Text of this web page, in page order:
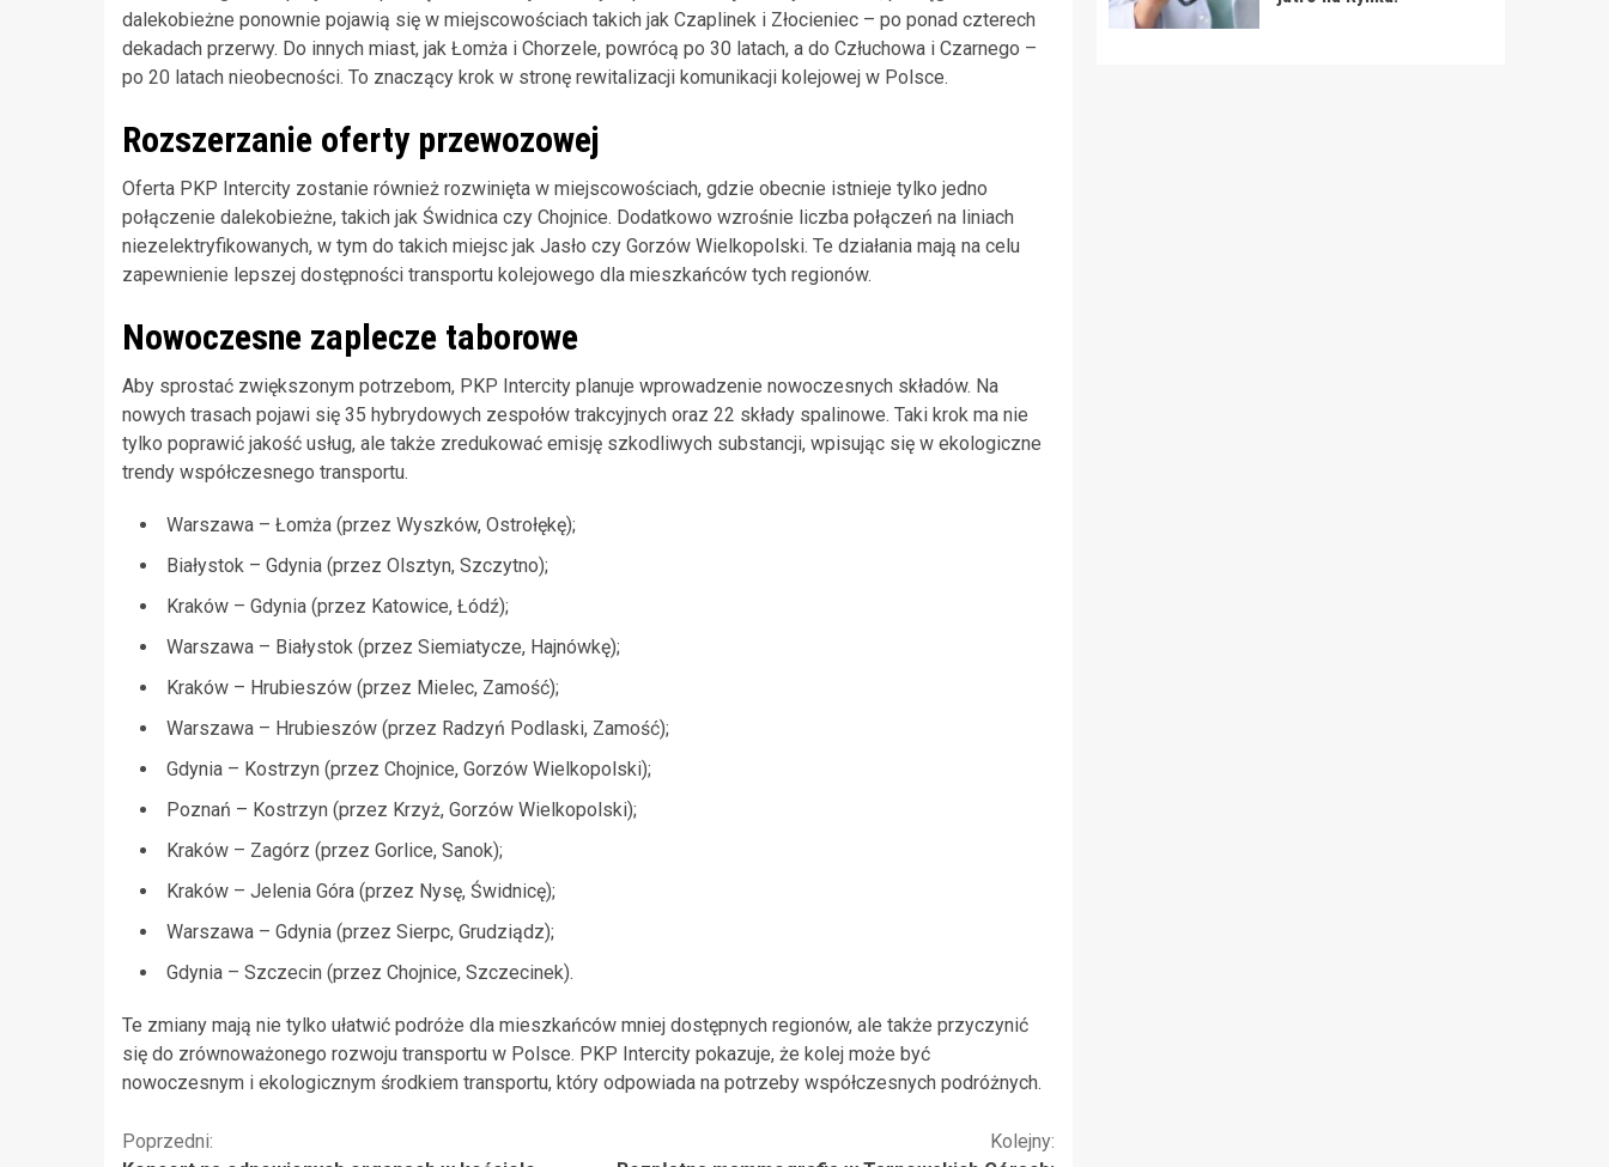
dalekobieżne ponownie pojawią się w miejscowościach takich jak Czaplinek i Złocieniec – po ponad czterech
dekadach przerwy. Do innych miast, jak Łomża i Chorzele, powrócą po 30 latach, a do Człuchowa i Czarnego –
po 20 latach nieobecności. To znaczący krok w stronę rewitalizacji komunikacji kolejowej w Polsce.
Rozszerzanie oferty przewozowej
Oferta PKP Intercity zostanie również rozwinięta w miejscowościach, gdzie obecnie istnieje tylko jedno
połączenie dalekobieżne, takich jak Świdnica czy Chojnice. Dodatkowo wzrośnie liczba połączeń na liniach
niezelektryfikowanych, w tym do takich miejsc jak Jasło czy Gorzów Wielkopolski. Te działania mają na celu
zapewnienie lepszej dostępności transportu kolejowego dla mieszkańców tych regionów.
Nowoczesne zaplecze taborowe
Aby sprostać zwiększonym potrzebom, PKP Intercity planuje wprowadzenie nowoczesnych składów. Na
nowych trasach pojawi się 35 hybrydowych zespołów trakcyjnych oraz 22 składy spalinowe. Taki krok ma nie
tylko poprawić jakość usług, ale także zredukować emisję szkodliwych substancji, wpisując się w ekologiczne
trendy współczesnego transportu.
Warszawa – Łomża (przez Wyszków, Ostrołękę);
Białystok – Gdynia (przez Olsztyn, Szczytno);
Kraków – Gdynia (przez Katowice, Łódź);
Warszawa – Białystok (przez Siemiatycze, Hajnówkę);
Kraków – Hrubieszów (przez Mielec, Zamość);
Warszawa – Hrubieszów (przez Radzyń Podlaski, Zamość);
Gdynia – Kostrzyn (przez Chojnice, Gorzów Wielkopolski);
Poznań – Kostrzyn (przez Krzyż, Gorzów Wielkopolski);
Kraków – Zagórz (przez Gorlice, Sanok);
Kraków – Jelenia Góra (przez Nysę, Świdnicę);
Warszawa – Gdynia (przez Sierpc, Grudziądz);
Gdynia – Szczecin (przez Chojnice, Szczecinek).
Te zmiany mają nie tylko ułatwić podróże dla mieszkańców mniej dostępnych regionów, ale także przyczynić
się do zrównoważonego rozwoju transportu w Polsce. PKP Intercity pokazuje, że kolej może być
nowoczesnym i ekologicznym środkiem transportu, który odpowiada na potrzeby współczesnych podróżnych.
Kontynuuj
Poprzedni:
Kolejny: